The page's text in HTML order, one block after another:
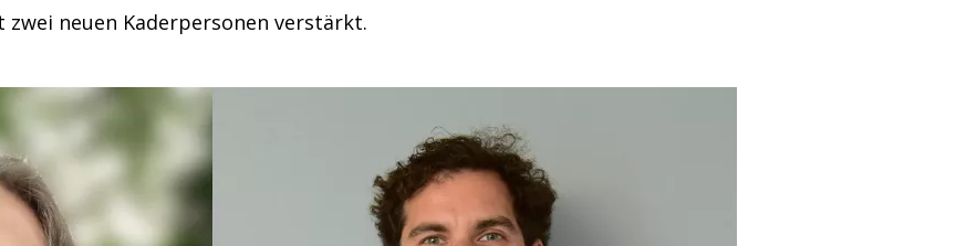
neuen Kaderpersonen verstärkt.